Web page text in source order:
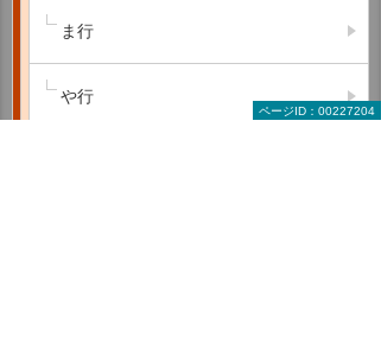
ページID：00227204
ま行
や行